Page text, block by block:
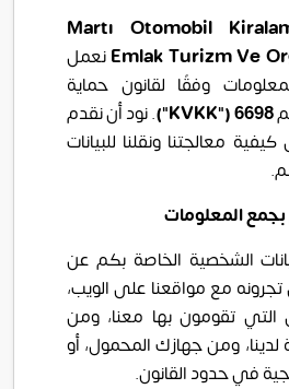
Martı
Otomobil
Emlak Turizm Veنعمل
وفقًا لقانون حماية
6698 ("
KVKK
")
.نود أن نقدم
معالجتنا ونقلنا للبيانات
المعلومات
الشخصية الخاصة بكم عن
مع مواقعنا على الويب،
التي تقومون بها معنا، ومن
لدينا، ومن جهازك المحمول، أو
في حدود القانون.